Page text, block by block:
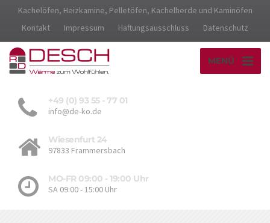
Kachelöfen, Heizkamine, Pelletöfen, Kachelherde und Kaminöfen
Kontakt
Impressum Haftungsausschluss Datenschutz
MENÜ
+49 (0) 93 55 - 77 01
info@de-ko.de
Wiesenfurt 24
97833 Frammersbach
MO-FR 09:00 - 19:00 Uhr
SA 09:00 - 15:00 Uhr